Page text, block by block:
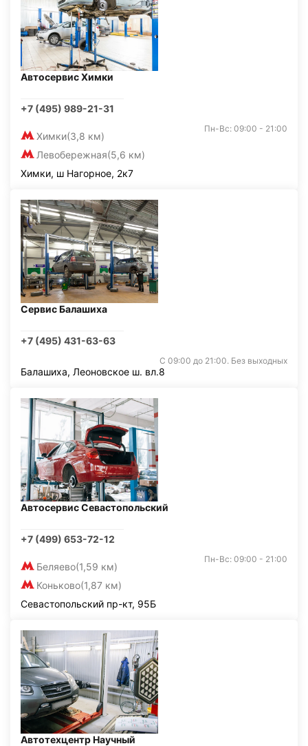
Автосервис Химки
+7 (495) 989-21-31
Химки(3,8 км)
Левобережная(5,6 км)
Пн-Вс: 09:00 - 21:00
Химки, ш Нагорное, 2к7
Сервис Балашиха
+7 (495) 431-63-63
С 09:00 до 21:00. Без выходных
Балашиха, Леоновское ш. вл.8
Автосервис Севастопольский
+7 (499) 653-72-12
Беляево(1,59 км)
Коньково(1,87 км)
Пн-Вс: 09:00 - 21:00
Севастопольский пр-кт, 95Б
Автотехцентр Научный